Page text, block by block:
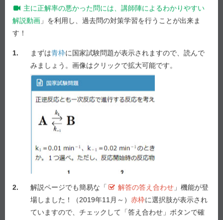
主に正解率の悪かった問には、講師陣によるわかりやすい
解説動画 」を利用し、過去問の対策学習を行うことが出来ま
す！
1. まずは青枠に国家試験問題が表示されますので、読んで
みましょう。画像はクリックで拡大可能です。
2. 解説ページでも簡易な「 解答の答え合わせ 」機能が登
場しました！（2019年11月～） 赤枠に選択肢が表示され
ていますので、チェックして「答え合わせ」ボタンで確
必須問題 - 問 12
前の問へ
未ブックマーク 問 12 正答率 :91.5%
国家試験問題
ω6系列（n-6系列）の脂肪酸はどれか。１つ選べ。